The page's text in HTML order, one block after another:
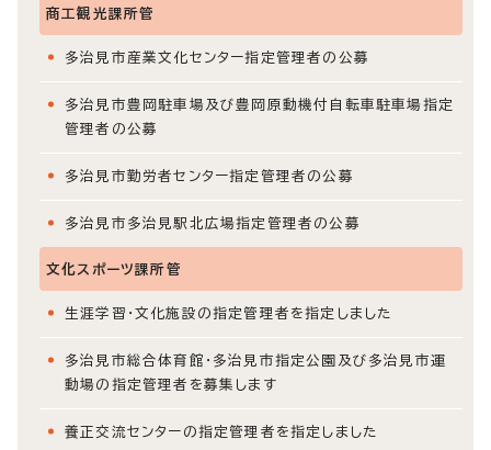
商工観光課所管
多治見市産業文化センター指定管理者の公募
多治見市豊岡駐車場及び豊岡原動機付自転車駐車場指定
管理者の公募
多治見市勤労者センター指定管理者の公募
多治見市多治見駅北広場指定管理者の公募
文化スポーツ課所管
生涯学習・文化施設の指定管理者を指定しました
多治見市総合体育館・多治見市指定公園及び多治見市運
動場の指定管理者を募集します
養正交流センターの指定管理者を指定しました